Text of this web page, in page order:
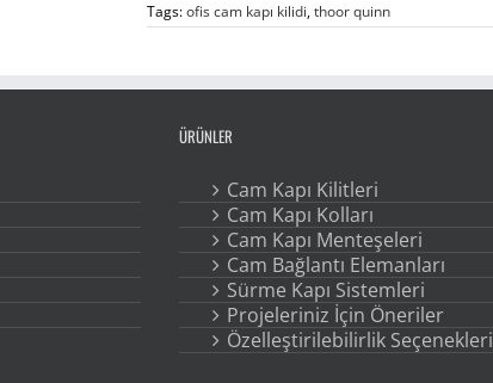
Tags:ofis cam kapı kilidi,thoor quinn
ÜRÜNLER
Cam Kapı Kilitleri
Cam Kapı Kolları
Cam Kapı Menteşeleri
Cam Bağlantı Elemanları
Sürme Kapı Sistemleri
Projeleriniz İçin Öneriler
Özelleştirilebilirlik Seçenekleri